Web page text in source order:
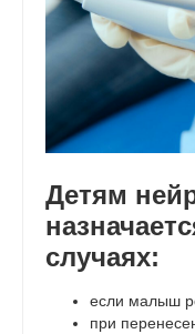
Детям
случаях:
если малыш
при